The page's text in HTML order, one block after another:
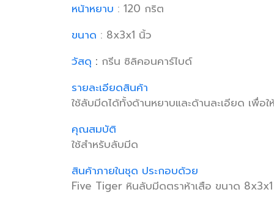
หน้าหยาบ : 120 กริต
ขนาด : 8x3x1 นิ้ว
วัสดุ : กรีน ซิลิคอนคาร์ไบด์
รายละเอียดสินค้า
ใช้ลับมีดได้ทั้งด้านหยาบและด้านละเอียด เพื่อ
คุณสมบัติ
ใช้สำหรับลับมีด
สินค้าภายในชุด ประกอบด้วย
Five Tiger หินลับมีดตราห้าเสือ ขนาด